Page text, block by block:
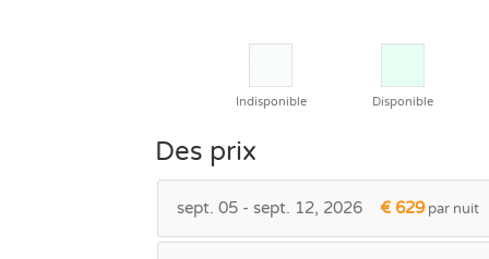
Indisponible Disponible
Des prix
sept. 05 - sept. 12, 2026 € 629par nuit